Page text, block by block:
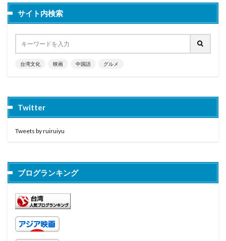
サイト内検索
台湾文化 映画 中国語 グルメ
Twitter
Tweets by ruiruiyu
ブログランキング